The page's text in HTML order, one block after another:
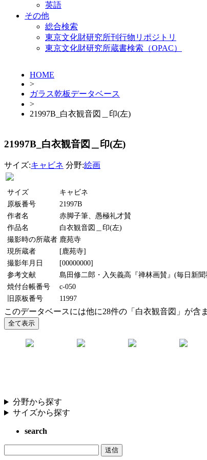
英語
その他
総合検索
東京文化財研究所刊行物リポジトリ
東京文化財研究所蔵書検索（OPAC）
HOME
>
ガラス乾板データベース
>
21997B_白衣観音図＿印(左)
21997B_白衣観音図＿印(左)
サイズ:キャビネ 分野:絵画
サイズ
キャビネ
原板番号
21997B
作者名
赤脚子筆、愚極礼才賛
作品名
白衣観音図＿印(左)
撮影時の所蔵者 鹿苑寺
現所蔵者
[鹿苑寺]
撮影年月日
[00000000]
参考文献
島田修二郎・入矢義高『禅林画賛』(毎日新聞
焼付台帳番号
c-050
旧原板番号
11997
このデータベースには他に28件の「白衣観音図」が含
分野から探す
サイズから探す
search